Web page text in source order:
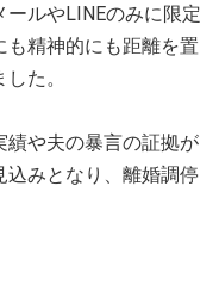
ルやLINEのみに限定
も精神的にも距離を置
た。
績や夫の暴言の証拠が
込みとなり、離婚調停